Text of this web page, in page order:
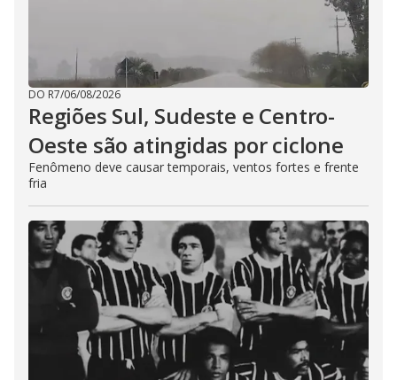
DO R7/06/08/2026
Regiões Sul, Sudeste e Centro-
Oeste são atingidas por ciclone
Fenômeno deve causar temporais, ventos fortes e frente
fria